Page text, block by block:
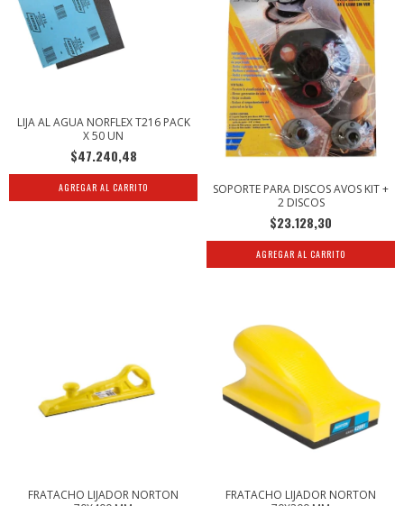
LIJA AL AGUA NORFLEX T216 PACK
X 50 UN
$47.240,48
AGREGAR AL CARRITO
SOPORTE PARA DISCOS AVOS KIT +
2 DISCOS
$23.128,30
FRATACHO LIJADOR NORTON
FRATACHO LIJADOR NORTON